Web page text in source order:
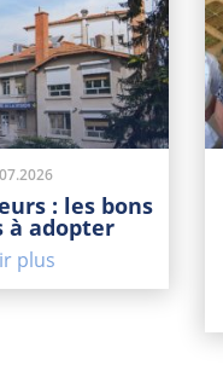
: les bons
à adopter
plus